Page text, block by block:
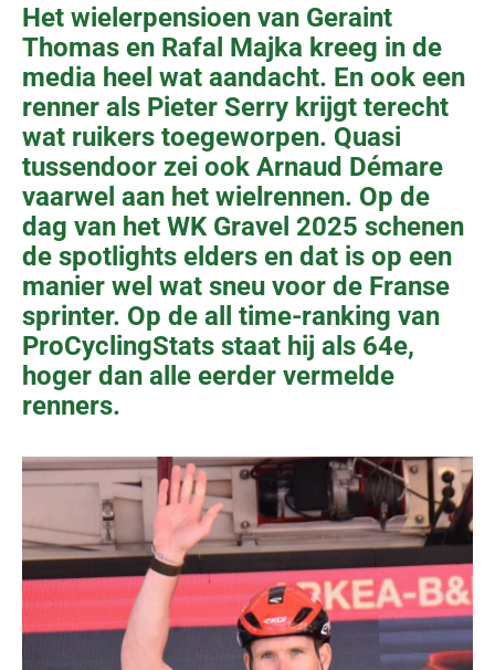
Het wielerpensioen van Geraint
Thomas en Rafal Majka kreeg in de
media heel wat aandacht. En ook een
renner als Pieter Serry krijgt terecht
wat ruikers toegeworpen. Quasi
tussendoor zei ook Arnaud Démare
vaarwel aan het wielrennen. Op de
dag van het WK Gravel 2025 schenen
de spotlights elders en dat is op een
manier wel wat sneu voor de Franse
sprinter. Op de all time-ranking van
ProCyclingStats staat hij als 64e,
hoger dan alle eerder vermelde
renners.